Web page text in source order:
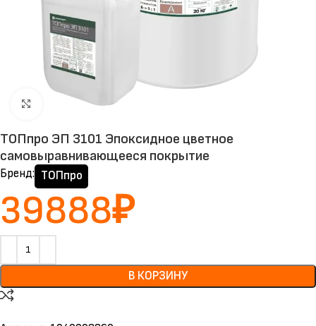
Нажмите, чтобы увеличить
TOПпро ЭП 3101 Эпоксидное цветное
самовыравнивающееся покрытие
Бренд: ТОПпро
39888₽
В КОРЗИНУ